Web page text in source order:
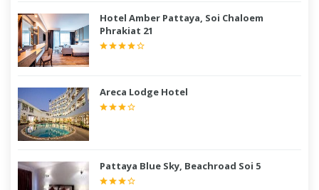
Hotel Amber Pattaya, Soi Chaloem
Phrakiat 21
Areca Lodge Hotel
Pattaya Blue Sky, Beachroad Soi 5